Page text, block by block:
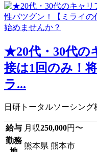
★20代・30代の
接は1回のみ！
ラ...
日研トータルソーシング
給与 月収250,000円〜
勤務
熊本県 熊本市